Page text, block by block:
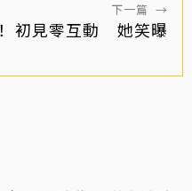
下一篇 →
初見零互動 她笑曝